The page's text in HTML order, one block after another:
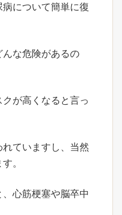
について簡単に復
な危険があるの
が高くなると言っ
ていますし、当然
。
心筋梗塞や脳卒中